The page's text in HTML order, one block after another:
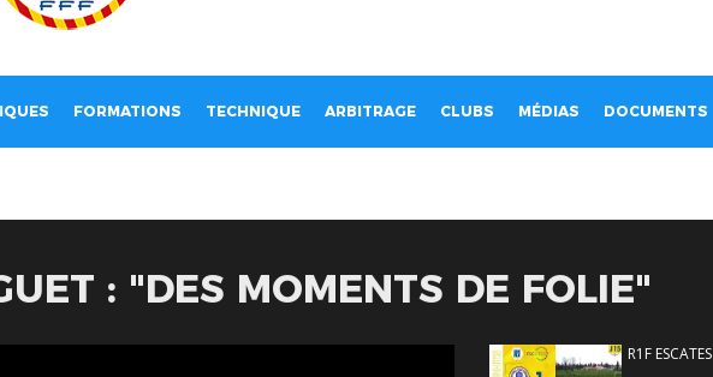
FORMATIONS TECHNIQUE ARBITRAGE CLUBS MÉDIAS DOCUMENTS
: "DES MOMENTS DE FOLIE"
R1F ESCATES